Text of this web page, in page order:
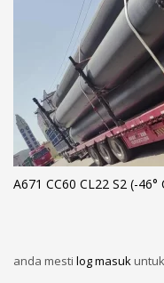
A671 CC60 CL22 S2 (-46°
anda mesti log masuk